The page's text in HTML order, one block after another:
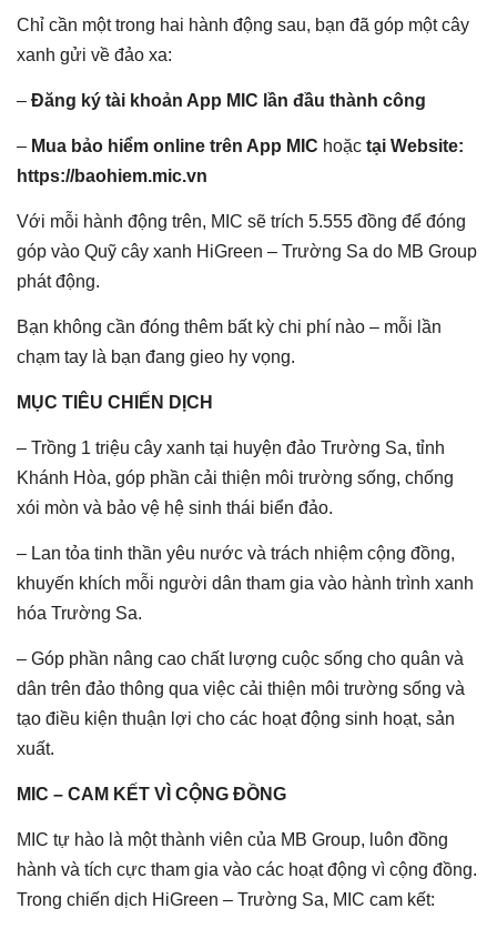
Chỉ cần một trong hai hành động sau, bạn đã góp một cây
xanh gửi về đảo xa:
– Đăng ký tài khoản App MIC lần đầu thành công
– Mua bảo hiểm online trên App MIC hoặc tại Website:
https://baohiem.mic.vn
Với mỗi hành động trên, MIC sẽ trích 5.555 đồng để đóng
góp vào Quỹ cây xanh HiGreen – Trường Sa do MB Group
phát động.
Bạn không cần đóng thêm bất kỳ chi phí nào – mỗi lần
chạm tay là bạn đang gieo hy vọng.
MỤC TIÊU CHIẾN DỊCH
– Trồng 1 triệu cây xanh tại huyện đảo Trường Sa, tỉnh
Khánh Hòa, góp phần cải thiện môi trường sống, chống
xói mòn và bảo vệ hệ sinh thái biển đảo.
– Lan tỏa tinh thần yêu nước và trách nhiệm cộng đồng,
khuyến khích mỗi người dân tham gia vào hành trình xanh
hóa Trường Sa.
– Góp phần nâng cao chất lượng cuộc sống cho quân và
dân trên đảo thông qua việc cải thiện môi trường sống và
tạo điều kiện thuận lợi cho các hoạt động sinh hoạt, sản
xuất.
MIC – CAM KẾT VÌ CỘNG ĐỒNG
MIC tự hào là một thành viên của MB Group, luôn đồng
hành và tích cực tham gia vào các hoạt động vì cộng đồng.
Trong chiến dịch HiGreen – Trường Sa, MIC cam kết: